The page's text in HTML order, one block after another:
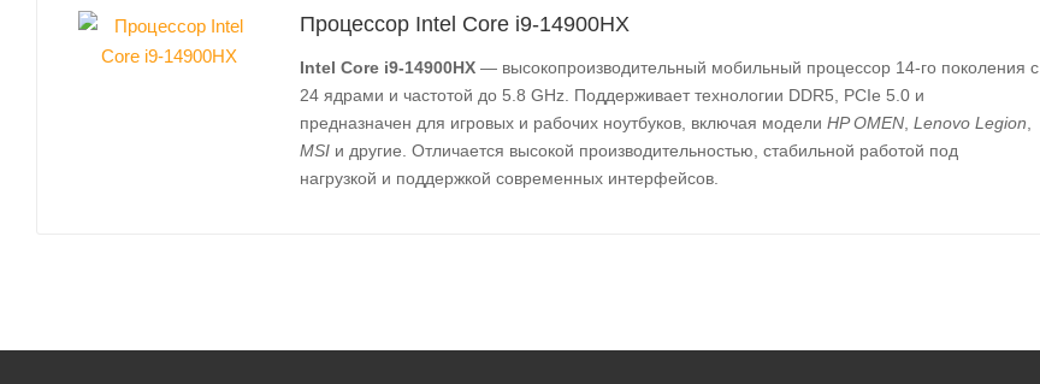
Процессор Intel Core i9‑14900HX
Intel Core i9‑14900HX — высокопроизводительный мобильный процессор 14-го поколения с
24 ядрами и частотой до 5.8 GHz. Поддерживает технологии DDR5, PCIe 5.0 и
предназначен для игровых и рабочих ноутбуков, включая моделиHP OMEN ,Lenovo Legion
MSI и другие. Отличается высокой производительностью, стабильной работой под
нагрузкой и поддержкой современных интерфейсов.